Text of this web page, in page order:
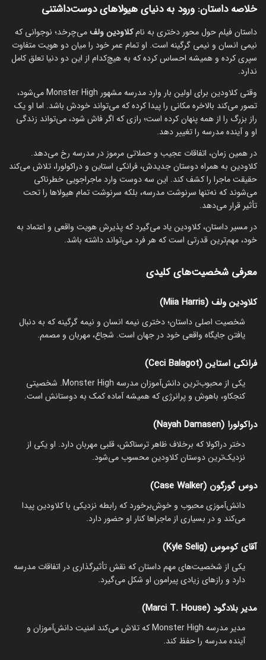
خلاصه داستان: ورود به دنیای هیولاهای دوست‌داشتنی
داستان فیلم حول محور دختری به نامکلاودین ولفمی‌چرخد؛ نوجوانی که
نیمی انسان و نیمی گرگینه است. او تمام عمر خود را میان دو هویت متفاوت
سپری کرده و همیشه احساس کرده که به هیچ‌کدام از این دو دنیا تعلق کامل
ندارد.
وقتی کلاودین برای اولین بار وارد مدرسه مشهور Monster High می‌شود،
تصور می‌کند بالاخره مکانی را پیدا کرده که می‌تواند خودش باشد. اما او یک
راز بزرگ را از همه پنهان کرده است؛ رازی که اگر فاش شود، می‌تواند زندگی
او و آینده مدرسه را تغییر دهد.
در همین زمان، اتفاقات عجیب و حملاتی مرموز در مدرسه رخ می‌دهد.
کلاودین به همراه دوستان جدیدش، فرانکی استاین و دراکولورا، تلاش می‌کند
حقیقت ماجرا را کشف کند. این سه دوست وارد ماجراجویی خطرناکی
می‌شوند که نه‌تنها سرنوشت مدرسه، بلکه سرنوشت تمام هیولاها را تحت
تأثیر قرار می‌دهد.
در مسیر داستان، کلاودین یاد می‌گیرد که پذیرش هویت واقعی و اعتماد به
خود، مهم‌ترین قدرتی است که هر فرد می‌تواند داشته باشد.
معرفی شخصیت‌های کلیدی
کلاودین ولف (Miia Harris)
شخصیت اصلی داستان؛ دختری نیمه انسان و نیمه گرگینه که به دنبال
یافتن جایگاه واقعی خود در جهان است. شجاع، مهربان و مصمم.
فرانکی استاین (Ceci Balagot)
یکی از محبوب‌ترین دانش‌آموزان مدرسه Monster High. شخصیتی
کنجکاو، باهوش و پرانرژی که همیشه آماده کمک به دوستانش است.
دراکولورا (Nayah Damasen)
دختر دراکولا که برخلاف ظاهر ترسناکش، قلبی مهربان دارد. او یکی از
نزدیک‌ترین دوستان کلاودین محسوب می‌شود.
دوس گورگون (Case Walker)
دانش‌آموزی محبوب و خوش‌برخورد که رابطه نزدیکی با کلاودین پیدا
می‌کند و در بسیاری از ماجراها کنار او حضور دارد.
آقای کوموس (Kyle Selig)
یکی از شخصیت‌های مهم داستان که نقش تأثیرگذاری در اتفاقات مدرسه
دارد و رازهای زیادی پیرامون او شکل می‌گیرد.
مدیر بلادگود (Marci T. House)
مدیر مدرسه Monster High که تلاش می‌کند امنیت دانش‌آموزان و
آینده مدرسه را حفظ کند.